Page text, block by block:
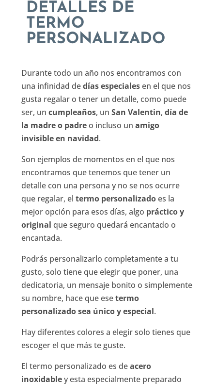
DETALLES DE
TERMO
PERSONALIZADO
Durante todo un año nos encontramos con
una infinidad dedías especiales en el que nos
gusta regalar o tener un detalle, como puede
ser, uncumpleaños, unSan Valentin,día de
la madre o padre o incluso unamigo
invisible en navidad.
Son ejemplos de momentos en el que nos
encontramos que tenemos que tener un
detalle con una persona y no se nos ocurre
que regalar, eltermo personalizado es la
mejor opción para esos días, algo práctico y
original que seguro quedará encantado o
encantada.
Podrás personalizarlo completamente a tu
gusto, solo tiene que elegir que poner, una
dedicatoria, un mensaje bonito o simplemente
su nombre, hace que esetermo
personalizado sea único y especial.
Hay diferentes colores a elegir solo tienes que
escoger el que más te guste.
El termo personalizado es deacero
inoxidabley esta especialmente preparado